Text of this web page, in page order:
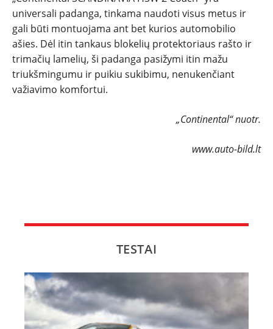
universali padanga, tinkama naudoti visus metus ir
gali būti montuojama ant bet kurios automobilio
ašies. Dėl itin tankaus blokelių protektoriaus rašto ir
trimačių lamelių, ši padanga pasižymi itin mažu
triukšmingumu ir puikiu sukibimu, nenukenčiant
važiavimo komfortui.
„Continental“ nuotr.
www.auto-bild.lt
TESTAI